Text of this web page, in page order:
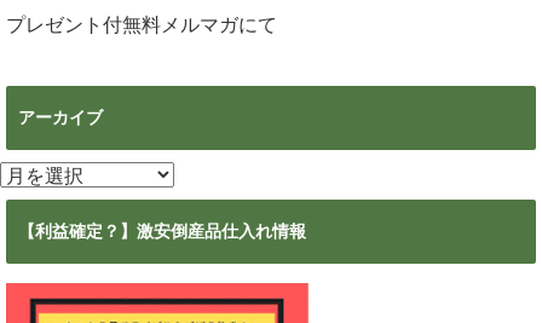
プレゼント付無料メルマガにて
アーカイブ
ア
ー
【利益確定？】激安倒産品仕入れ情報